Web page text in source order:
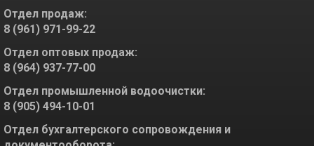
Отдел продаж:
8 (961) 971-99-22
Отдел оптовых продаж:
8 (964) 937-77-00
Отдел промышленной водоочистки:
8 (905) 494-10-01
Отдел бухгалтерского сопровождения и